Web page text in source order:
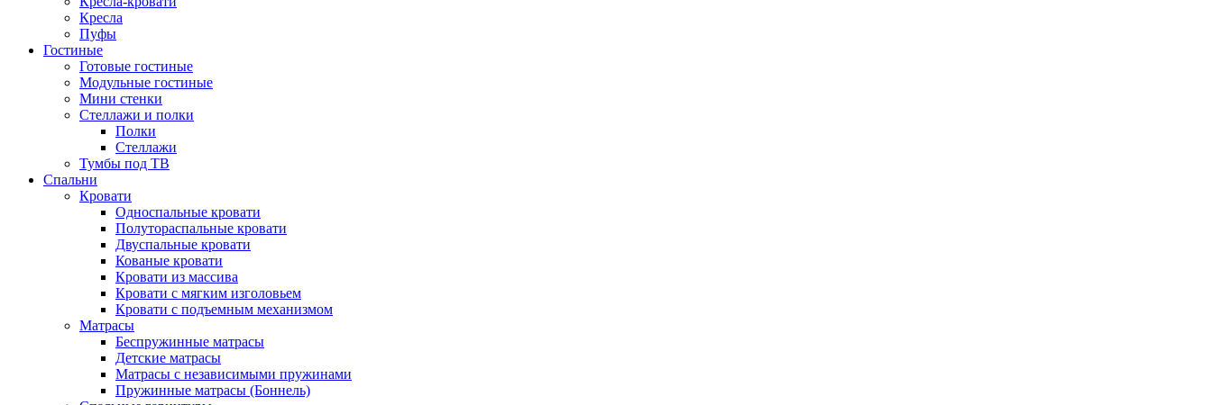
Кресла
Пуфы
Гостиные
Готовые гостиные
Модульные гостиные
Мини стенки
Стеллажи и полки
Полки
Стеллажи
Тумбы под ТВ
Спальни
Кровати
Односпальные кровати
Полутораспальные кровати
Двуспальные кровати
Кованые кровати
Кровати из массива
Кровати с мягким изголовьем
Кровати с подъемным механизмом
Матрасы
Беспружинные матрасы
Детские матрасы
Матрасы с независимыми пружинами
Пружинные матрасы (Боннель)